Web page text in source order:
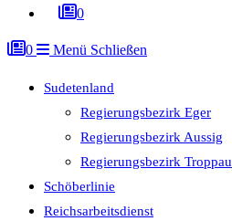
0
0 Menü Schließen
Sudetenland
Regierungsbezirk Eger
Regierungsbezirk Aussig
Regierungsbezirk Troppau
Schöberlinie
Reichsarbeitsdienst